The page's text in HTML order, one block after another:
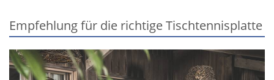
Empfehlung für die richtige Tischtennisplatte